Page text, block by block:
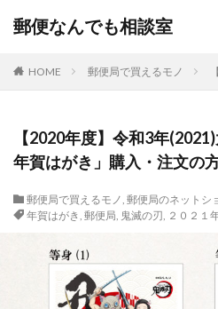
郵便なんでも相談室
HOME 郵便局で買えるモノ
【2020年度】令和3年
年賀はがき」購入・注文の
郵便局で買えるモノ, 郵便局のネットシ
年賀はがき, 郵便局, 鬼滅の刃, ２０２１